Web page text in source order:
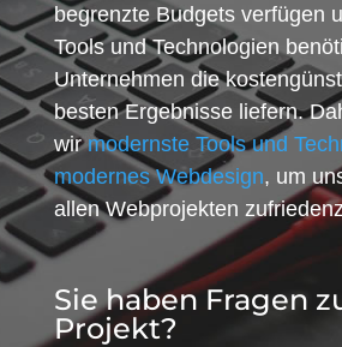
begrenzte Budgets verfügen
Tools und Technologien
Unternehmen die
besten Ergebnisse liefern.
wirmodernste Tools und
modernes Webdesign, um
allen Webprojekten
Sie haben Fragen
Projekt?